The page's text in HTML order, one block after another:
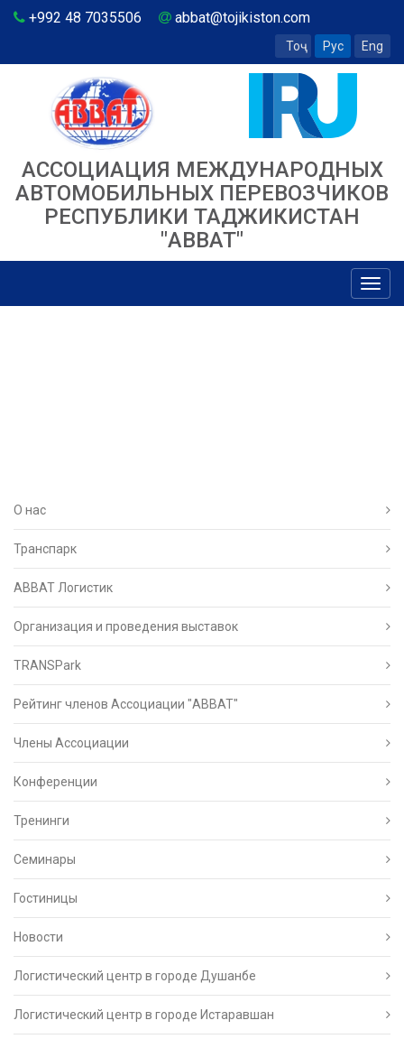
+992 48 7035506 abbat@tojikiston.com
Тоҷ Рус Eng
АССОЦИАЦИЯ МЕЖДУНАРОДНЫХ
АВТОМОБИЛЬНЫХ ПЕРЕВОЗЧИКОВ
РЕСПУБЛИКИ ТАДЖИКИСТАН
"ABBAT"
О нас
Транспарк
ABBAT Логистик
Организация и проведения выставок
TRANSPark
Рейтинг членов Ассоциации "АВВАТ"
Члены Ассоциации
Конференции
Тренинги
Семинары
Гостиницы
Новости
Логистический центр в городе Душанбе
Логистический центр в городе Истаравшан